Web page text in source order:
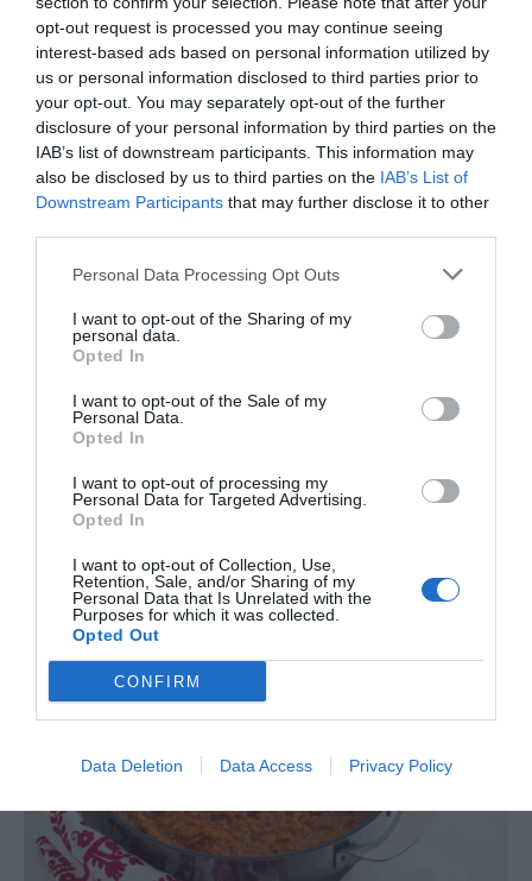
opt-out request is processed you may continue seeing
interest-based ads based on personal information utilized by
us or personal information disclosed to third parties prior to
your opt-out. You may separately opt-out of the further
disclosure of your personal information by third parties on the
IAB’s list of downstream participants. This information may
also be disclosed by us to third parties on the IAB’s List of
Downstream Participants that may further disclose it to other
Personal Data Processing Opt Outs
I want to opt-out of the Sharing of my
personal data.
Opted In
I want to opt-out of the Sale of my
Personal Data.
Opted In
I want to opt-out of processing my
Personal Data for Targeted Advertising.
Opted In
I want to opt-out of Collection, Use,
Retention, Sale, and/or Sharing of my
Personal Data that Is Unrelated with the
Purposes for which it was collected.
Opted Out
CONFIRM
Data Deletion Data Access Privacy Policy
Spaghetti i krämig tomatsås- Middag på
30 min
ITALIEN/ PASTA & NUDLAR/SÅSER & DRESSINGAR
som blandas med en krämig tomatsås. Du kan servera
pastan som den är med riven parmesanost eller …
READ MORE